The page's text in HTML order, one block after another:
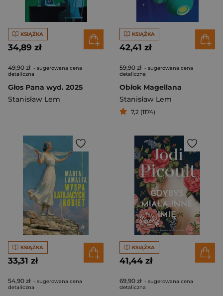
KSIĄŻKA
34,89 zł
49,90 zł - sugerowana cena
detaliczna
Głos Pana wyd. 2025
Stanisław Lem
KSIĄŻKA
42,41 zł
59,90 zł - sugerowana cena
detaliczna
Obłok Magellana
Stanisław Lem
7,2 (1174)
KSIĄŻKA
33,31 zł
54,90 zł - sugerowana cena
detaliczna
KSIĄŻKA
41,44 zł
69,90 zł - sugerowana cena
detaliczna